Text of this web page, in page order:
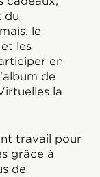
du
le
les
en
de
la
travail pour
grâce à
de